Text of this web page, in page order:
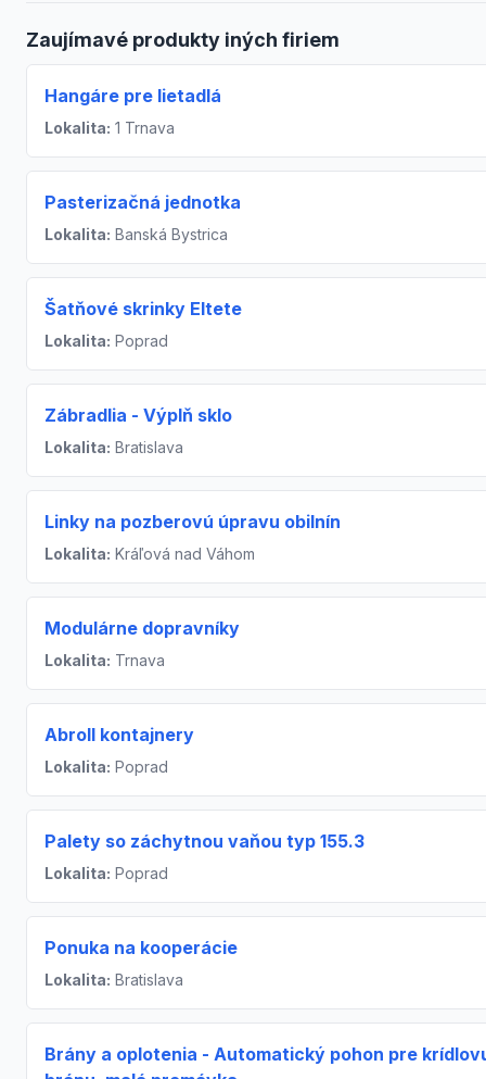
Zaujímavé produkty iných firiem
Hangáre pre lietadlá
Lokalita: 1 Trnava
Pasterizačná jednotka
Lokalita: Banská Bystrica
Šatňové skrinky Eltete
Lokalita: Poprad
Zábradlia - Výplň sklo
Lokalita: Bratislava
Linky na pozberovú úpravu obilnín
Lokalita: Kráľová nad Váhom
Modulárne dopravníky
Lokalita: Trnava
Abroll kontajnery
Lokalita: Poprad
Palety so záchytnou vaňou typ 155.3
Lokalita: Poprad
Ponuka na kooperácie
Lokalita: Bratislava
Brány a oplotenia - Automatický pohon pre